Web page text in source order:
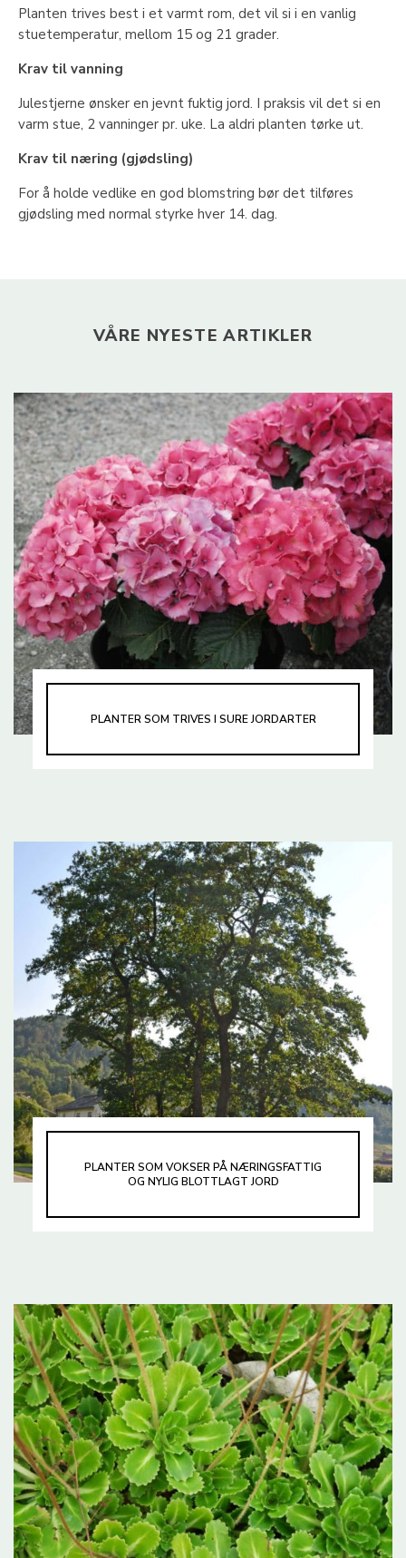
Planten trives best i et varmt rom, det vil si i en vanlig
stuetemperatur, mellom 15 og 21 grader.
Krav til vanning
Julestjerne ønsker en jevnt fuktig jord. I praksis vil det si en
varm stue, 2 vanninger pr. uke. La aldri planten tørke ut.
Krav til næring (gjødsling)
For å holde vedlike en god blomstring bør det tilføres
gjødsling med normal styrke hver 14. dag.
VÅRE NYESTE ARTIKLER
PLANTER SOM TRIVES I SURE JORDARTER
PLANTER SOM VOKSER PÅ NÆRINGSFATTIG
OG NYLIG BLOTTLAGT JORD